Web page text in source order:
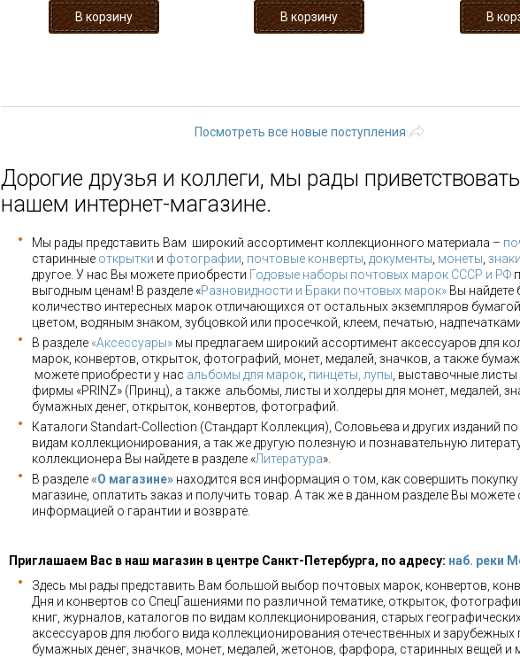
Посмотреть все новые поступления
Дорогие друзья и коллеги, мы рады
нашем интернет-магазине.
Мы рады представить Вам широкий ассортимент коллекционного материала –
старинные открытки и фотографии почтовые конверты документы монеты знаки
другое. У нас Вы можете приобрести Годовые наборы почтовых марок СССР и РФ
выгодным ценам! В разделе «Разновидности и Браки почтовых марок» Вы
количество интересных марок отличающихся от остальных экземпляров
цветом, водяным знаком, зубцовкой или просечкой, клеем, печатью, надпечатками
В разделе «Аксессуары» мы предлагаем широкий ассортимент аксессуаров для
марок, конвертов, открыток, фотографий, монет, медалей, значков, а также
можете приобрести у нас альбомы для марок пинцеты, лупы , выставочные
фирмы «PRINZ» (Принц), а также альбомы, листы и холдеры для монет, медалей,
бумажных денег, открыток, конвертов, фотографий.
Каталоги Standart-Collection (Стандарт Коллекция), Соловьева и других изданий
видам коллекционирования, а так же другую полезную и познавательную
коллекционера Вы найдете в разделе «Литература».
В разделе«О магазине» находится вся информация о том, как совершить покупку
магазине, оплатить заказ и получить товар. А так же в данном разделе Вы
информацией о гарантии и возврате.
Приглашаем Вас в наш магазин в центре Санкт-Петербурга, по адресу: наб. реки
Здесь мы рады представить Вам большой выбор почтовых марок, конвертов,
Дня и конвертов со СпецГашениями по различной тематике, открыток,
книг, журналов, каталогов по видам коллекционирования, старых географических
аксессуаров для любого вида коллекционирования отечественных и зарубежных
бумажных денег, значков, монет, медалей, жетонов, фарфора, старинных вещей и